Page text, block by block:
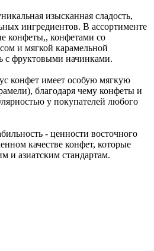
изысканная сладость,
ингредиентов. В ассортименте
конфеты,, конфетами со
и мягкой карамельной
с фруктовыми начинками.
конфет имеет особую мягкую
благодаря чему конфеты и
у покупателей любого
- ценности восточного
качестве конфет, которые
и азиатским стандартам.